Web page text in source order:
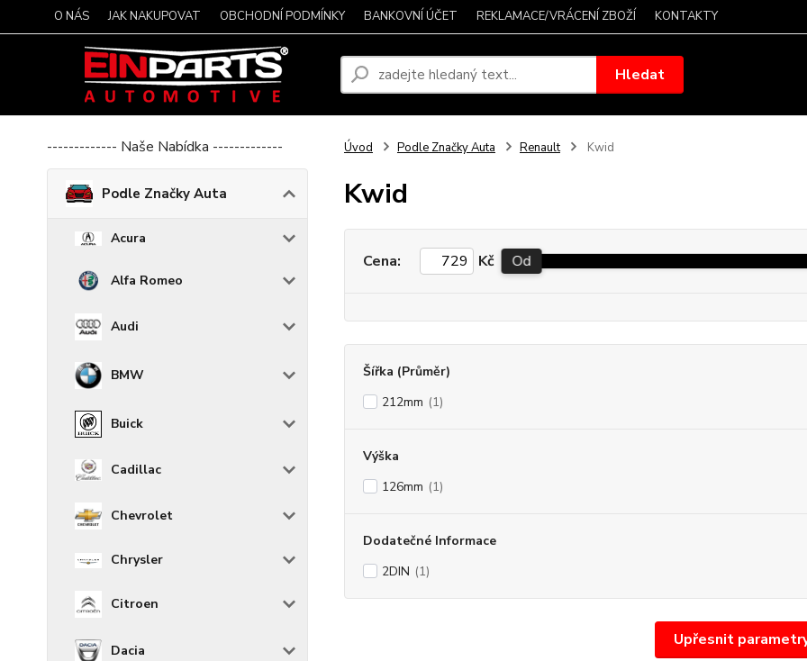
O NÁS JAK NAKUPOVAT OBCHODNÍ PODMÍNKY BANKOVNÍ ÚČET REKLAMACE/VRÁCENÍ ZBOŽÍ KONTAKTY
Hledat
------------- Naše Nabídka -------------
Podle Značky Auta
Acura
Alfa Romeo
Audi
BMW
Buick
Cadillac
Chevrolet
Chrysler
Citroen
Dacia
Úvod Podle Značky Auta Renault Kwid
Kwid
Upřesnit
Cena: Kč Od
Šířka (Průměr)
212mm (1)
Výška
126mm (1)
Dodatečné Informace
2DIN (1)